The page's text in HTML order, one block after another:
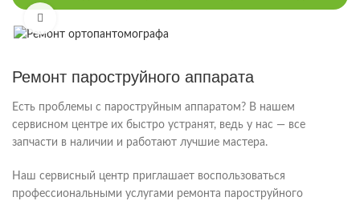
Ремонт пароструйного аппарата
Есть проблемы с пароструйным аппаратом? В нашем
сервисном центре их быстро устранят, ведь у нас — все
запчасти в наличии и работают лучшие мастера.
Наш сервисный центр приглашает воспользоваться
профессиональными услугами ремонта пароструйного